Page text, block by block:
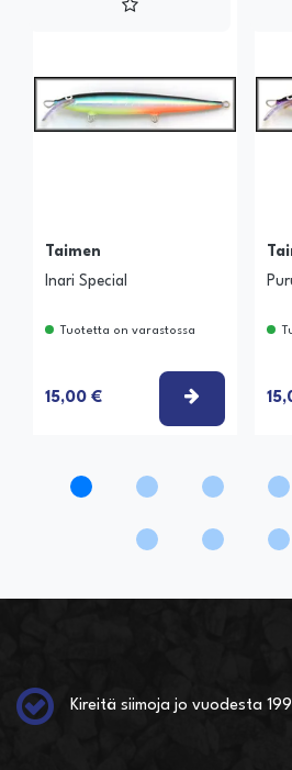
Taimen
Inari Special
Tuotetta on varastossa
15,00 € VALITSE
Kireitä siimoja jo vuodesta